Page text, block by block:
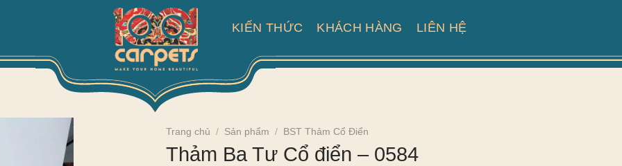
KIẾN THỨC KHÁCH HÀNG LIÊN HỆ
Trang chủ / Sản phẩm / BST Thảm Cổ Điển
Thảm Ba Tư Cổ điển – 0584